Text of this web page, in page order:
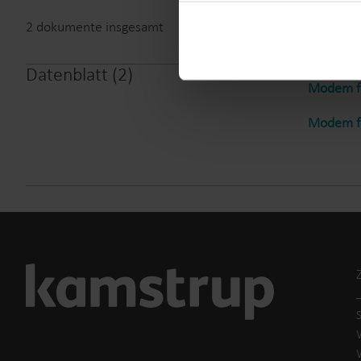
You can at any time
2 dokumente insgesamt
Datenblatt (2)
Modem
Modem